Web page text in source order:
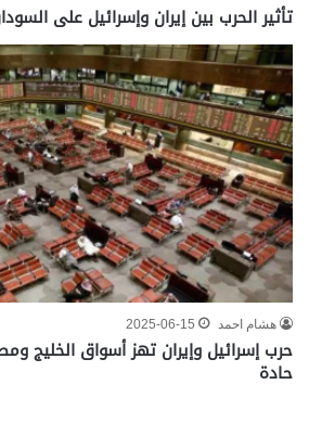
تأثير الحرب بين إيران وإسرائيل على
هشام احمد 2025-06-15
حرب إسرائيل وإيران تهز أسواق الخليج
حادة